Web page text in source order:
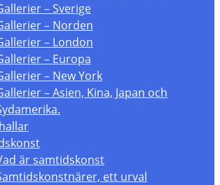
– Sverige
– Norden
– London
– Europa
– New York
– Asien, Kina, Japan och
är samtidskonst
ett urval